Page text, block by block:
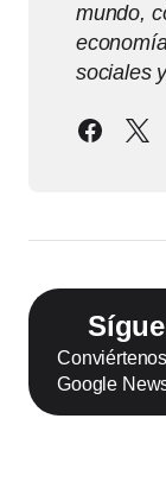
mundo,
sociales
Google